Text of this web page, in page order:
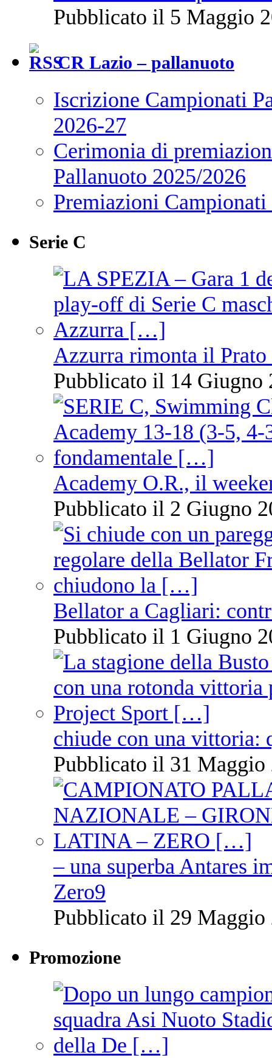
Pubblicato il 5 Maggio
CR Lazio – pallanuoto
Iscrizione Campionati
2026-27
Cerimonia di
Pallanuoto 2025/2026
Premiazioni
Serie C
Azzurra rimonta il Prato
Pubblicato il 14 Giugno
Academy O.R., il
Pubblicato il 2 Giugno
Bellator a Cagliari:
Pubblicato il 1 Giugno
chiude con una vittoria:
Pubblicato il 31 Maggio
– una superba Antares
Zero9
Pubblicato il 29 Maggio
Promozione